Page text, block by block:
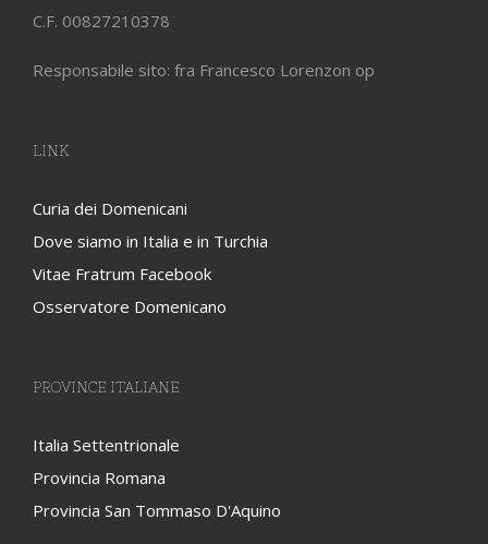
C.F. 00827210378
Responsabile sito: fra Francesco Lorenzon op
LINK
Curia dei Domenicani
Dove siamo in Italia e in Turchia
Vitae Fratrum Facebook
Osservatore Domenicano
PROVINCE ITALIANE
Italia Settentrionale
Provincia Romana
Provincia San Tommaso D'Aquino